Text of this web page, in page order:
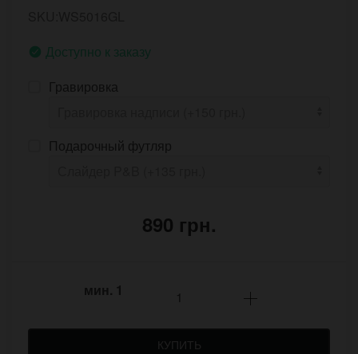
Доступно к заказу
Гравировка
Подарочный футляр
890 грн.
мин. 1
КУПИТЬ